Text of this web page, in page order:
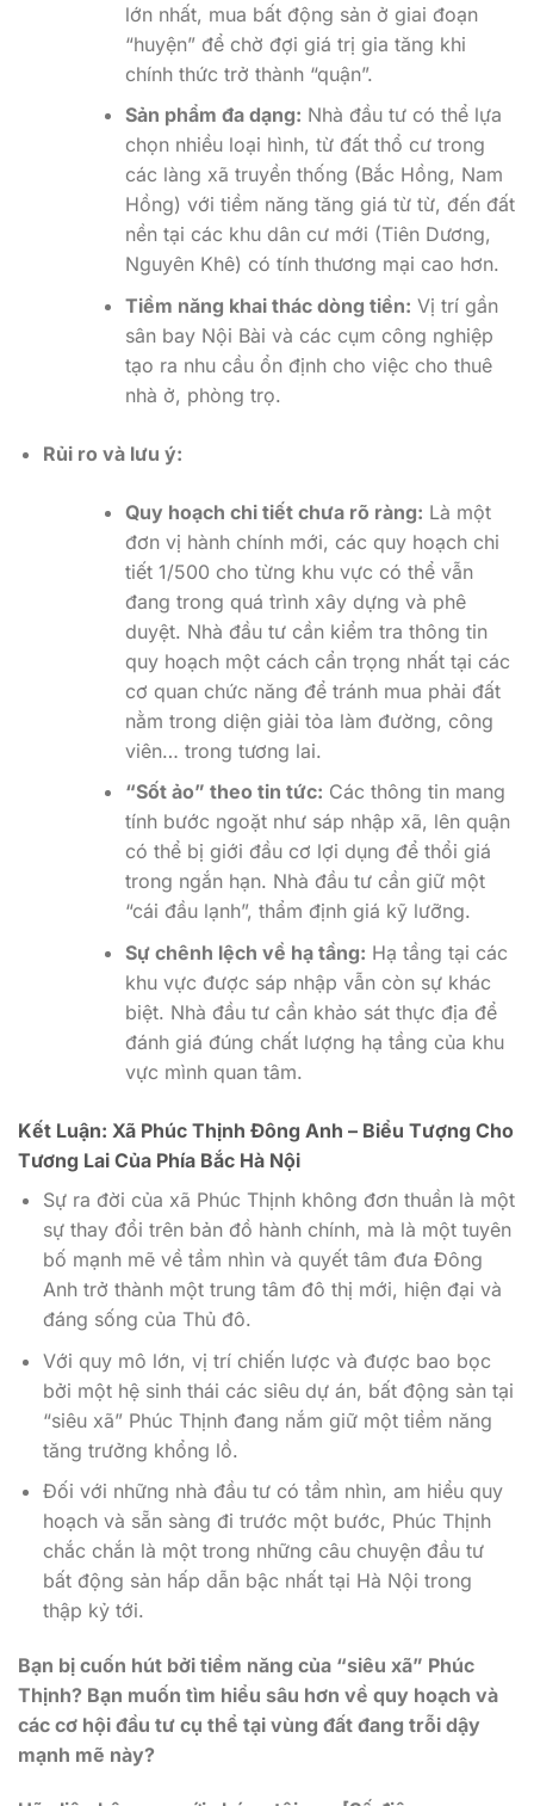
lớn nhất, mua bất động sản ở giai đoạn
“huyện” để chờ đợi giá trị gia tăng khi
chính thức trở thành “quận”.
Sản phẩm đa dạng: Nhà đầu tư có thể lựa
chọn nhiều loại hình, từ đất thổ cư trong
các làng xã truyền thống (Bắc Hồng, Nam
Hồng) với tiềm năng tăng giá từ từ, đến đất
nền tại các khu dân cư mới (Tiên Dương,
Nguyên Khê) có tính thương mại cao hơn.
Tiềm năng khai thác dòng tiền: Vị trí gần
sân bay Nội Bài và các cụm công nghiệp
tạo ra nhu cầu ổn định cho việc cho thuê
nhà ở, phòng trọ.
Rủi ro và lưu ý:
Quy hoạch chi tiết chưa rõ ràng: Là một
đơn vị hành chính mới, các quy hoạch chi
tiết 1/500 cho từng khu vực có thể vẫn
đang trong quá trình xây dựng và phê
duyệt. Nhà đầu tư cần kiểm tra thông tin
quy hoạch một cách cẩn trọng nhất tại các
cơ quan chức năng để tránh mua phải đất
nằm trong diện giải tỏa làm đường, công
viên… trong tương lai.
“Sốt ảo” theo tin tức: Các thông tin mang
tính bước ngoặt như sáp nhập xã, lên quận
có thể bị giới đầu cơ lợi dụng để thổi giá
trong ngắn hạn. Nhà đầu tư cần giữ một
“cái đầu lạnh”, thẩm định giá kỹ lưỡng.
Sự chênh lệch về hạ tầng: Hạ tầng tại các
khu vực được sáp nhập vẫn còn sự khác
biệt. Nhà đầu tư cần khảo sát thực địa để
đánh giá đúng chất lượng hạ tầng của khu
vực mình quan tâm.
Kết Luận: Xã Phúc Thịnh Đông Anh – Biểu Tượng Cho
Tương Lai Của Phía Bắc Hà Nội
Sự ra đời của xã Phúc Thịnh không đơn thuần là một
sự thay đổi trên bản đồ hành chính, mà là một tuyên
bố mạnh mẽ về tầm nhìn và quyết tâm đưa Đông
Anh trở thành một trung tâm đô thị mới, hiện đại và
đáng sống của Thủ đô.
Với quy mô lớn, vị trí chiến lược và được bao bọc
bởi một hệ sinh thái các siêu dự án, bất động sản tại
“siêu xã” Phúc Thịnh đang nắm giữ một tiềm năng
tăng trưởng khổng lồ.
Đối với những nhà đầu tư có tầm nhìn, am hiểu quy
hoạch và sẵn sàng đi trước một bước, Phúc Thịnh
chắc chắn là một trong những câu chuyện đầu tư
bất động sản hấp dẫn bậc nhất tại Hà Nội trong
thập kỷ tới.
Bạn bị cuốn hút bởi tiềm năng của “siêu xã” Phúc
Thịnh? Bạn muốn tìm hiểu sâu hơn về quy hoạch và
các cơ hội đầu tư cụ thể tại vùng đất đang trỗi dậy
mạnh mẽ này?